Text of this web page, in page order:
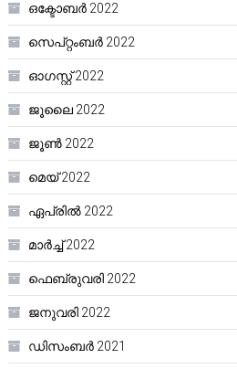
ഒക്ടോബർ 2022
സെപ്റ്റംബർ 2022
ഓഗസ്റ്റ്‌ 2022
ജൂലൈ 2022
ജൂൺ 2022
മെയ്‌ 2022
ഏപ്രിൽ 2022
മാർച്ച്‌ 2022
ഫെബ്രുവരി 2022
ജനുവരി 2022
ഡിസംബർ 2021